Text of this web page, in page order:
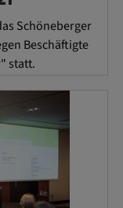
Schöneberger
Beschäftigte
statt.